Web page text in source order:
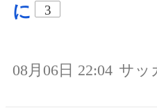
に
3
08月06日 22:04 サッ